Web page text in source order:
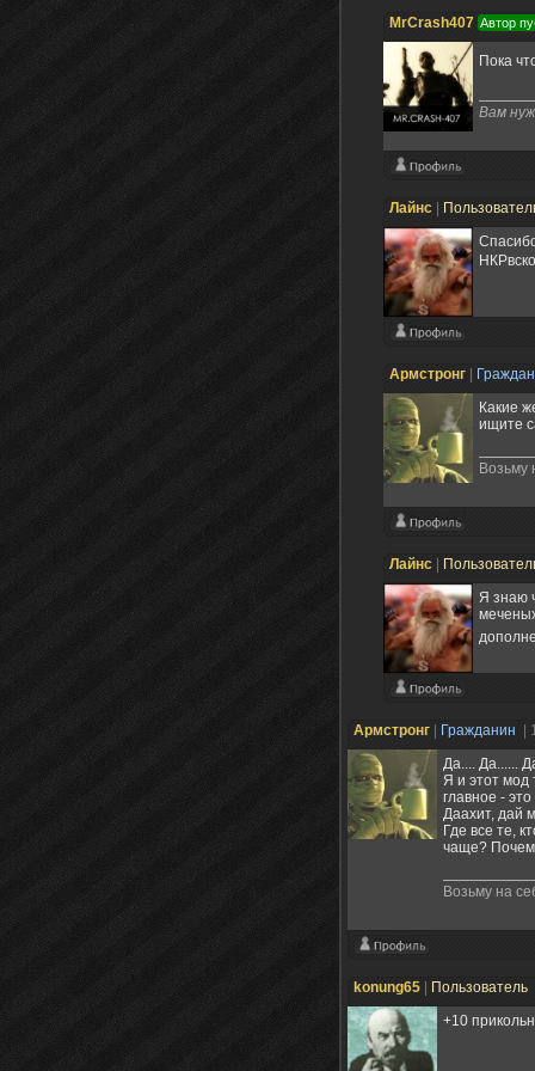
MrCrash407 Автор
Пока
Вам
Лайнс
Армстронг
Какие
ищите
Возьму
Лайнс
Я знаю
Армстронг Гражданин
|
Да.... Да......
Я и этот мод
главное -
Даахит, дай
Где все те,
чаще?
Возьму на
konung65 Пользователь
+10